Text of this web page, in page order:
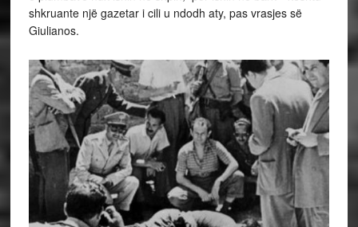
shkruante një gazetar i cili u ndodh aty, pas vrasjes së
Giulianos.